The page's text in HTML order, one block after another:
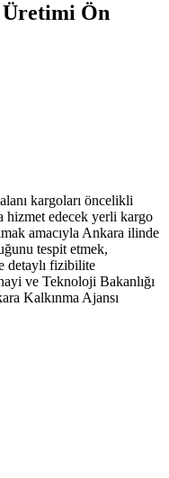
Ön
kargoları öncelikli
hizmet edecek yerli kargo
amacıyla Ankara ilinde
tespit etmek,
detaylı fizibilite
ve Teknoloji Bakanlığı
Kalkınma Ajansı